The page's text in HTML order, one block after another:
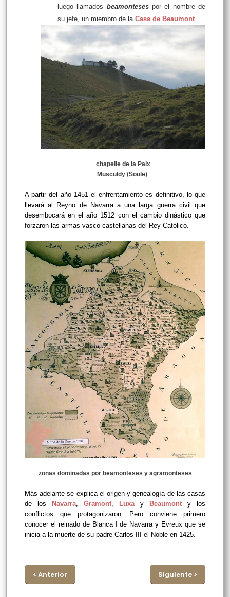
luego llamados beamontesespor el nombre de
su jefe, un miembro de la Casa de Beaumont.
chapelle de la Paix
Musculdy (Soule)
A partir del año 1451 el enfrentamiento es definitivo, lo que
llevará al Reyno de Navarra a una larga guerra civil que
desembocará en el año 1512 con el cambio dinástico que
forzaron las armas vasco-castellanas del Rey Católico.
zonas dominadas por beamonteses y agramonteses
Más adelante se explica el origen y genealogía de las casas
de los
Navarra, Gramont, Luxa y Beaumont
y los
conflictos que protagonizaron. Pero conviene primero
conocer el reinado de Blanca I de Navarra y Evreux que se
inicia a la muerte de su padre Carlos III el Noble en 1425.
< Anterior Siguiente >